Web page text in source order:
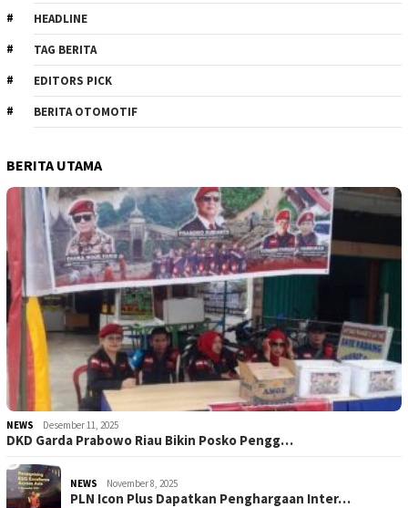
HEADLINE
TAG BERITA
EDITORS PICK
BERITA OTOMOTIF
BERITA UTAMA
NEWS Desember 11, 2025
DKD Garda Prabowo Riau Bikin Posko Pengg…
NEWS November 8, 2025
PLN Icon Plus Dapatkan Penghargaan Inter…